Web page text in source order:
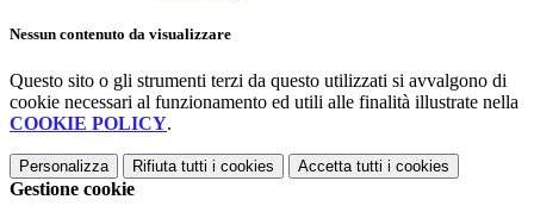
Nessun contenuto da visualizzare
Questo sito o gli strumenti terzi da questo utilizzati si avvalgono di
cookie necessari al funzionamento ed utili alle finalità illustrate nella
COOKIE POLICY.
Personalizza Rifiuta tutti i cookies Accetta tutti i cookies
Gestione cookie